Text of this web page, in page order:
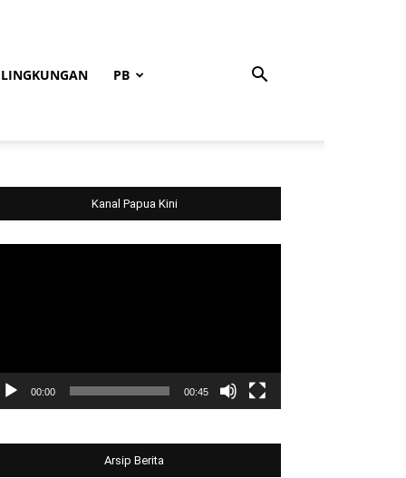
LINGKUNGAN PB
Kanal Papua Kini
00:00 00:45
Arsip Berita